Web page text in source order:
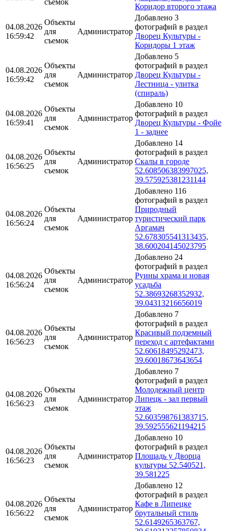
Коридор второго этажа
04.08.2026
16:59:42
Объекты
для
съемок
Администратор
Добавлено 3
фотографий в раздел
Дворец Культуры -
Коридоры 1 этаж
04.08.2026
16:59:42
Объекты
для
съемок
Администратор
Добавлено 5
фотографий в раздел
Дворец Культуры -
Лестница - улитка
(спираль)
04.08.2026
16:59:41
Объекты
для
съемок
Администратор
Добавлено 10
фотографий в раздел
Дворец Культуры - Фойе
1 - заднее
04.08.2026
16:56:25
Объекты
для
съемок
Администратор
Добавлено 14
фотографий в раздел
Скалы в городе
52.608506383997025,
39.575925381231144
04.08.2026
16:56:24
Объекты
для
съемок
Администратор
Добавлено 116
фотографий в раздел
Природный
туристический парк
Аргамач
52.678305541313435,
38.600204145023795
04.08.2026
16:56:24
Объекты
для
съемок
Администратор
Добавлено 24
фотографий в раздел
Руины храма и новая
усадьба
52.38693268352932,
39.04313216656019
04.08.2026
16:56:23
Объекты
для
съемок
Администратор
Добавлено 7
фотографий в раздел
Красивый подземный
переход с артефактами
52.60618495292473,
39.60018673643654
04.08.2026
16:56:23
Объекты
для
съемок
Администратор
Добавлено 7
фотографий в раздел
Молодежный центр
Липецк - зал первый
этаж
52.603598761383715,
39.592555621194215
04.08.2026
16:56:23
Объекты
для
съемок
Администратор
Добавлено 10
фотографий в раздел
Площадь у Дворца
культуры 52.540521,
39.581225
04.08.2026
16:56:22
Объекты
для
съемок
Администратор
Добавлено 12
фотографий в раздел
Кафе в Липецке
брутальный стиль
52.6149265363767,